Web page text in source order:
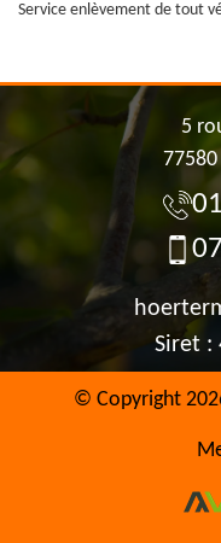
Service enlèvement de tout
5
77580
Siret :
© Copyright